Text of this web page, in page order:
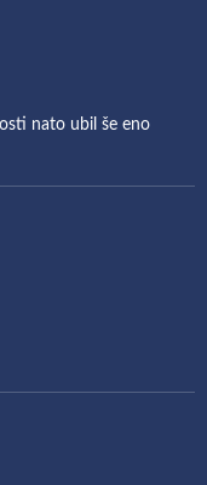
nato ubil še eno